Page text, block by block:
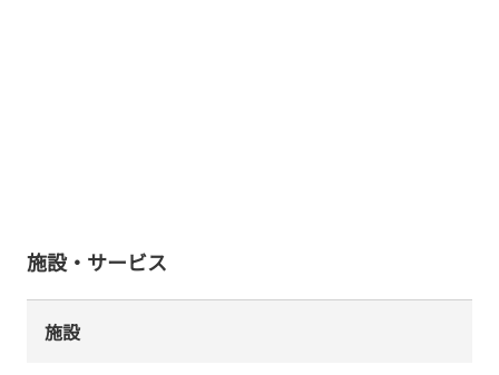
施設・サービス
施設